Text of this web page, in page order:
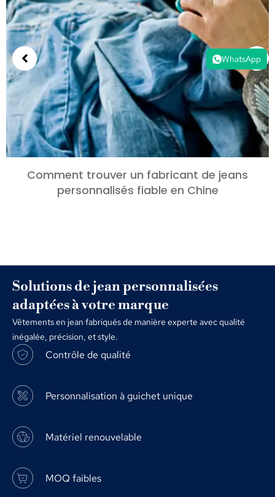
Comment trouver un fabricant de jeans
personnalisés fiable en Chine
Solutions de jean personnalisées
adaptées à votre marque
Vêtements en jean fabriqués de manière experte avec qualité
inégalée, précision, et style.
Contrôle de qualité
Personnalisation à guichet unique
Matériel renouvelable
MOQ faibles
WhatsApp